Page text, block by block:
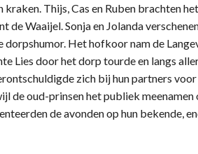
Thijs, Cas en Ruben brachten
de Waaijel. Sonja en Jolanda
dorpshumor. Het hofkoor nam de
Lies door het dorp tourde en langs
zich bij hun partners voor
de oud-prinsen het publiek meenamen
de avonden op hun bekende,